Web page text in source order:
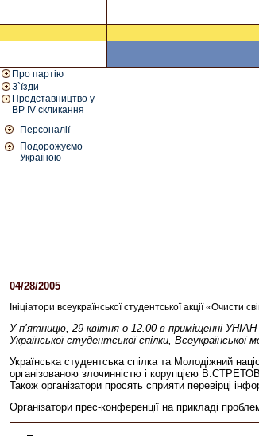
Про партію
З`їзди
Представництво у
ВР IV скликання
Персоналії
Подорожуємо
Україною
04/28/2005
Ініціатори всеукраїнської студентської акції
У п’ятницю, 29 квітня о 12.00 в приміщенні УНІАН
Української студентської спілки, Всеукраїнської
Українська студентська спілка та Молодіжний
організованою злочинністю і корупцією
Також організатори просять сприяти перевірці
Організатори прес-конференції на прикладі